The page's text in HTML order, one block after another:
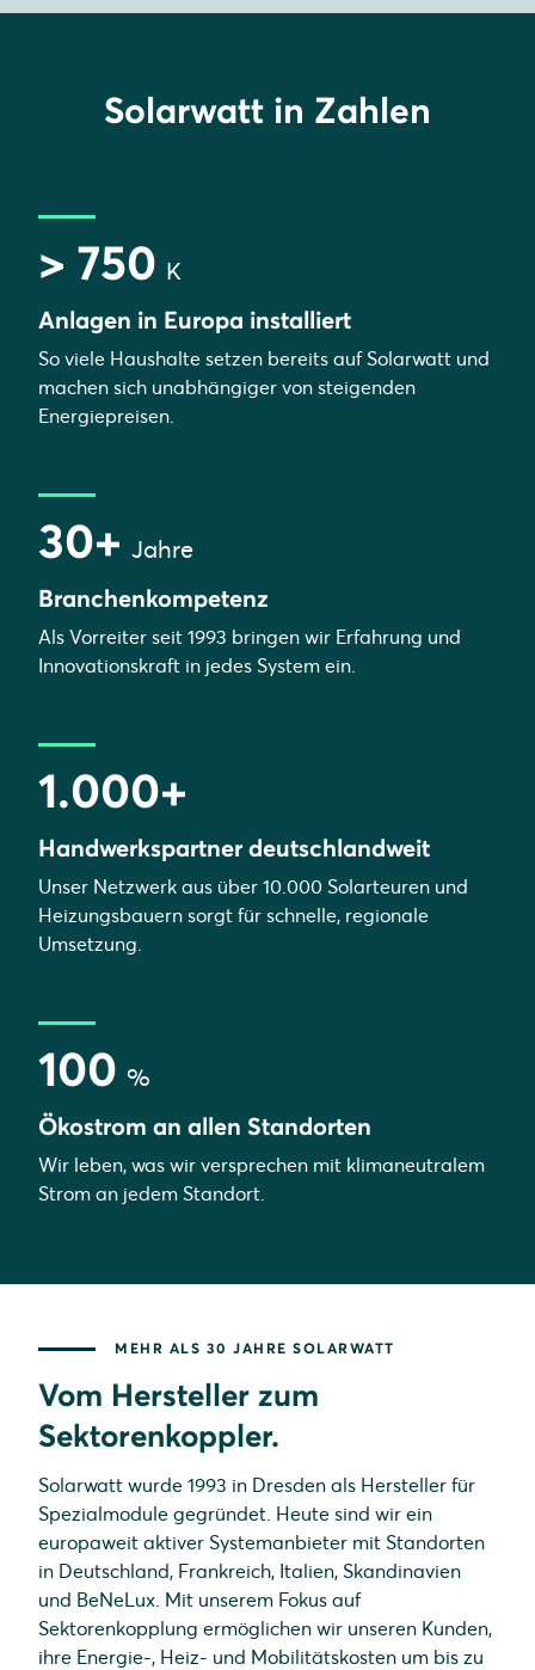
Solarwatt in Zahlen
> 750 K
Anlagen in Europa installiert
So viele Haushalte setzen bereits auf Solarwatt und
machen sich unabhängiger von steigenden
Energiepreisen.
30+ Jahre
Branchenkompetenz
Als Vorreiter seit 1993 bringen wir Erfahrung und
Innovationskraft in jedes System ein.
1.000+
Handwerkspartner deutschlandweit
Unser Netzwerk aus über 10.000 Solarteuren und
Heizungsbauern sorgt für schnelle, regionale
Umsetzung.
100 %
Ökostrom an allen Standorten
Wir leben, was wir versprechen mit klimaneutralem
Strom an jedem Standort.
MEHR ALS 30 JAHRE SOLARWATT
Vom Hersteller zum
Sektorenkoppler.
Solarwatt wurde 1993 in Dresden als Hersteller für
Spezialmodule gegründet. Heute sind wir ein
europaweit aktiver Systemanbieter mit Standorten
in Deutschland, Frankreich, Italien, Skandinavien
und BeNeLux. Mit unserem Fokus auf
Sektorenkopplung ermöglichen wir unseren Kunden,
ihre Energie-, Heiz- und Mobilitätskosten um bis zu